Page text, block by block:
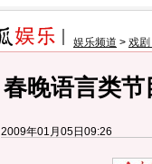
娱乐频道 > 戏
春晚语言类
2009年01月05日09:26